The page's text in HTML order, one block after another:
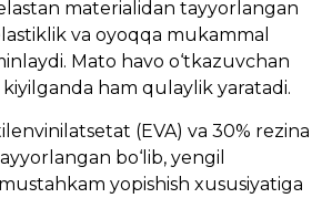
materialidan tayyorlangan
va oyoqqa mukammal
Mato havo o‘tkazuvchan
kiyilganda ham qulaylik yaratadi.
(EVA) va 30% rezina
bo‘lib, yengil
yopishish xususiyatiga